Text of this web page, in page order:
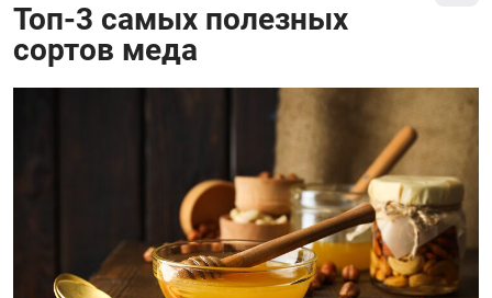
Топ-3 самых полезных
сортов меда